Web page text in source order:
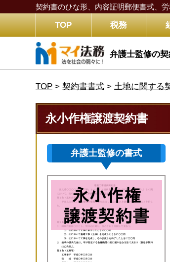
契約書のひな形、内容証明郵便書式、労
TOP 税務
弁護士監修の
TOP > 契約書書式 > 土地に関する
永小作権譲渡契約書
弁護士監修の書式